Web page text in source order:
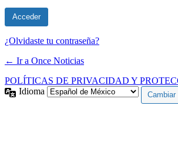
¿Olvidaste tu contraseña?
← Ir a Once Noticias
POLÍTICAS DE PRIVACIDAD Y
Idioma